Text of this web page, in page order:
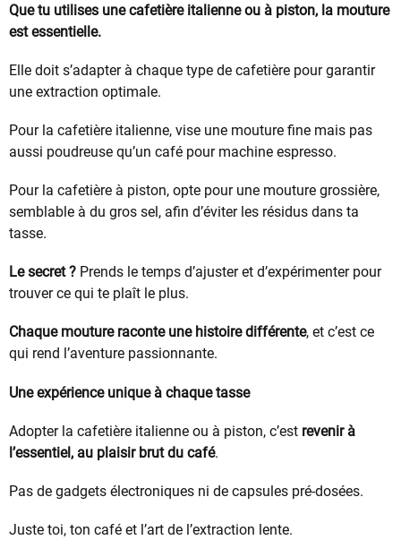
Que tu utilises une cafetière italienne ou à piston, la mouture
est essentielle.
Elle doit s’adapter à chaque type de cafetière pour garantir
une extraction optimale.
Pour la cafetière italienne, vise une mouture fine mais pas
aussi poudreuse qu’un café pour machine espresso.
Pour la cafetière à piston, opte pour une mouture grossière,
semblable à du gros sel, afin d’éviter les résidus dans ta
tasse.
Le secret ? Prends le temps d’ajuster et d’expérimenter pour
trouver ce qui te plaît le plus.
Chaque mouture raconte une histoire différente, et c’est ce
qui rend l’aventure passionnante.
Une expérience unique à chaque tasse
Adopter la cafetière italienne ou à piston, c’est revenir à
l’essentiel, au plaisir brut du café.
Pas de gadgets électroniques ni de capsules pré-dosées.
Juste toi, ton café et l’art de l’extraction lente.